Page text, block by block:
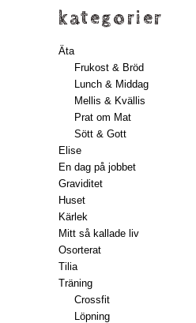
kategorier
Äta
Frukost & Bröd
Lunch & Middag
Mellis & Kvällis
Prat om Mat
Sött & Gott
Elise
En dag på jobbet
Graviditet
Huset
Kärlek
Mitt så kallade liv
Osorterat
Tilia
Träning
Crossfit
Löpning